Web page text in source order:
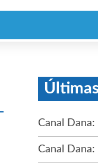
Canal
Canal